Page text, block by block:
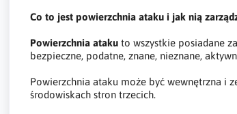
Co to jest powierzchnia ataku i jak nią
Powierzchnia ataku to wszystkie posiadane
bezpieczne, podatne, znane, nieznane,
Powierzchnia ataku może być wewnętrzna i
środowiskach stron trzecich.